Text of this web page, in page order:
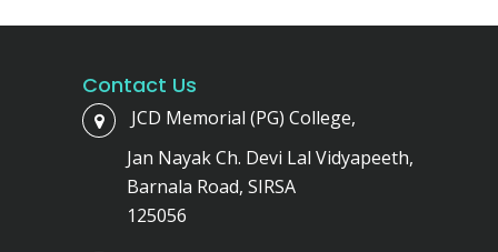
Contact Us
JCD Memorial (PG) College,
Jan Nayak Ch. Devi Lal Vidyapeeth,
Barnala Road, SIRSA
125056